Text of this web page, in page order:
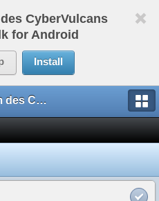
CyberVulcans
for Android
Install
Le forum des CyberVulcans